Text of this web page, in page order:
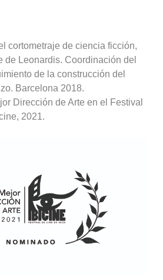
cortometraje de ciencia ficción,
de Leonardis. Coordinación del
de la construcción del
Barcelona 2018.
Dirección de Arte en el Festival
2021.